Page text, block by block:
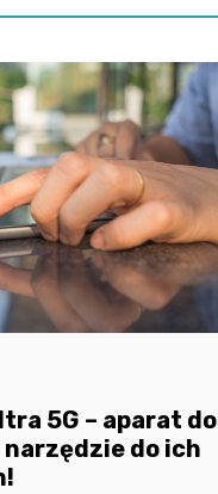
5G – aparat do
do ich